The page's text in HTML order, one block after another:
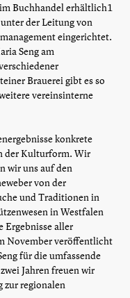
Buchhandel erhältlich1
der Leitung von
eingerichtet.
Seng am
Brauerei gibt es so
vereinsinterne
konkrete
der Kulturform. Wir
wir uns auf den
von der
und Traditionen in
in Westfalen
Ergebnisse aller
November veröffentlicht
für die umfassende
Jahren freuen wir
zur regionalen